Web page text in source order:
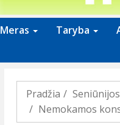
Meras Taryba
Pradžia Seniūnijos
Nemokamos